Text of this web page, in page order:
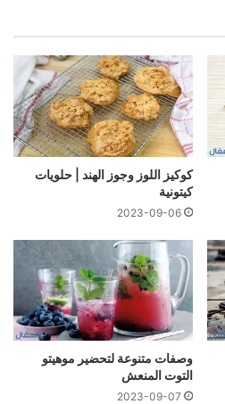
كوكيز اللوز وجوز الهند | حلويات
كيتونية
2023-09-06
وصفات متنوعة لتحضير موهيتو
التوت المنعش
2023-09-07